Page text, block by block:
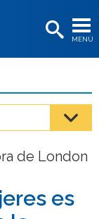
MENÚ
de London
es